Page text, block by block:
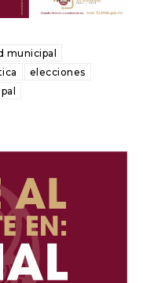
municipal
elecciones